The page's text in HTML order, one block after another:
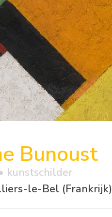
Bunoust
kunstschilder
le-Bel (Frankrijk)